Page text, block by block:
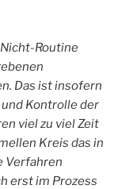
Routine
Das ist insofern
Kontrolle der
viel zu viel Zeit
Kreis das in
Verfahren
erst im Prozess